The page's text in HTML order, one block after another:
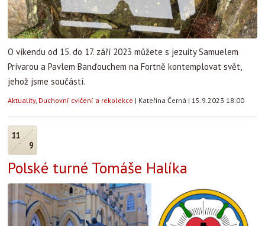
O víkendu od 15. do 17. září 2023 můžete s jezuity Samuelem
Prívarou a Pavlem Banďouchem na Fortně kontemplovat svět,
jehož jsme součástí.
Aktuality, Duchovní cvičení a rekolekce | Kateřina Černá | 15.9.2023 18:00
11
9
Polské turné Tomáše Halíka